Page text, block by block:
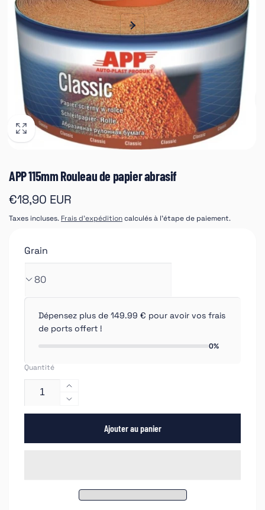
APP 115mm Rouleau de papier abrasif
Prix
habituel
€18,90 EUR
Taxes incluses. Frais d'expéditioncalculés à l'étape de paiement.
Grain
Dépensez plus de 149.99 € pour avoir vos frais
de ports offert !
0%
Quantité
Augmenter
la
quantité
APP
papier
abrasif
Réduire
la
quantité
de
de
papier
Ajouter au panier